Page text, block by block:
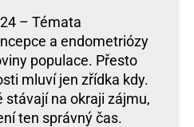
– Témata
a endometriózy
populace. Přesto
mluví jen zřídka kdy.
stávají na okraji zájmu,
ten správný čas.